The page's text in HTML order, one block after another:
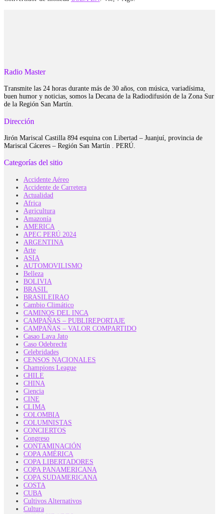
Radio Master
Transmite las 24 horas durante más de 30 años, con música, variadísima,
buen humor y noticias, somos la Decana de la Radiodifusión de la Zona Sur
de la Región San Martín.
Dirección
Jirón Mariscal Castilla 894 esquina con Libertad – Juanjuí, provincia de
Mariscal Cáceres – Región San Martín . PERÚ.
Categorías del sitio
Accidente Aéreo
Accidente de Carretera
Actualidad
Africa
Agricultura
Amazonía
AMERICA
APEC PERÚ 2024
ARGENTINA
Arte
ASIA
AUTOMOVILISMO
Belleza
BOLIVIA
BRASIL
BRASILEIRAO
Cambio Climático
CAMINOS DEL INCA
CAMPAÑAS – PUBLIREPORTAJE
CAMPAÑAS – VALOR COMPARTIDO
Casao Lava Jato
Caso Odebrecht
Celebridades
CENSOS NACIONALES
Champions League
CHILE
CHINA
Ciencia
CINE
CLIMA
COLOMBIA
COLUMNISTAS
CONCIERTOS
Congreso
CONTAMINACIÓN
COPA AMÉRICA
COPA LIBERTADORES
COPA PANAMERICANA
COPA SUDAMERICANA
COSTA
CUBA
Cultivos Alternativos
Cultura